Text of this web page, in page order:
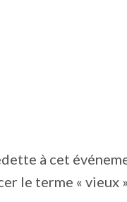
à cet
le terme « vieux